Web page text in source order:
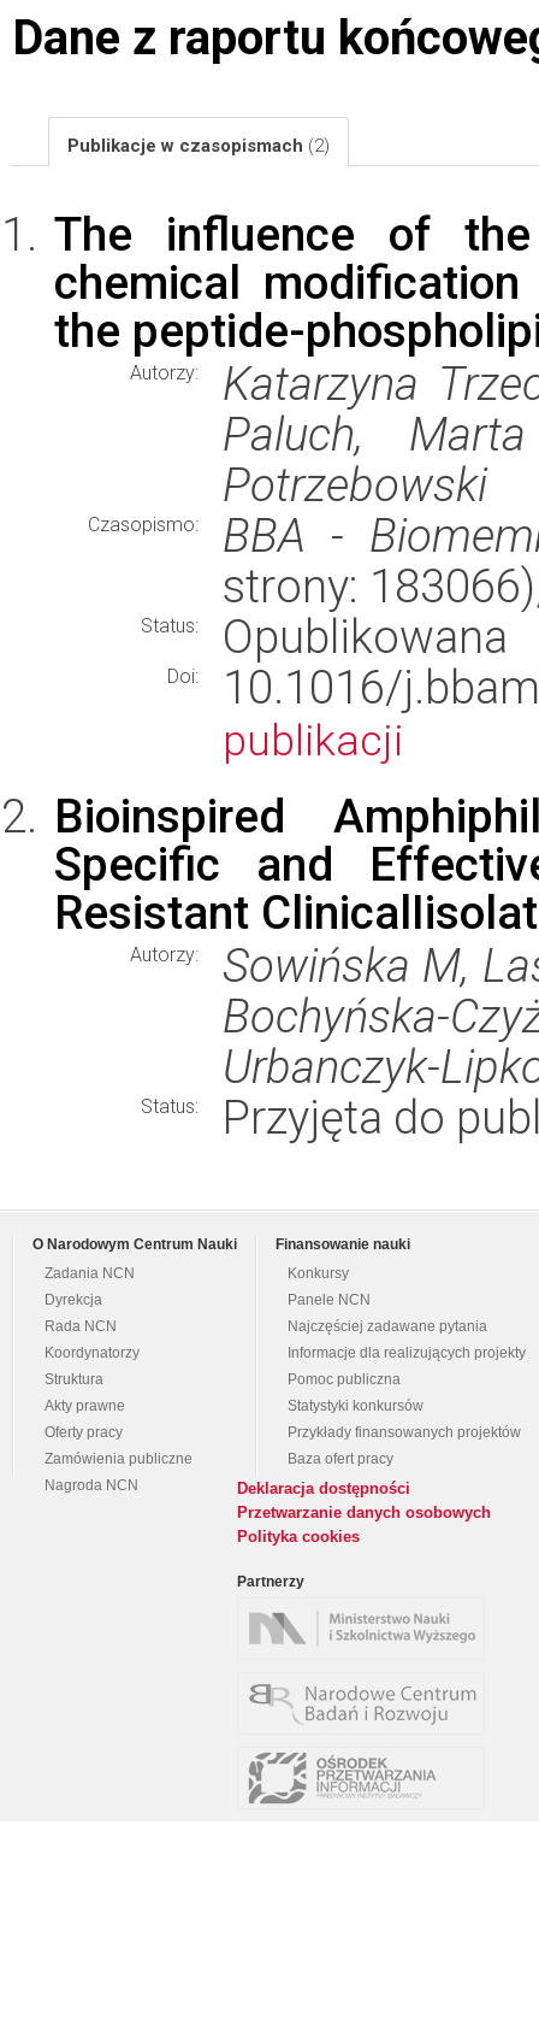
Dane z raportu
Publikacje w czasopismach (2)
The influence of
chemical
the peptide-
Autorzy:
Katarzyna
Paluch,
Potrzebowski
Czasopismo:
BBA -
strony:
Status: Opublikowana
Doi: 10.1016/
publikacji
Bioinspired
Specific and
Resistant
Autorzy:
Sowińska M,
Bochyńska-
Urbanczyk-
Status: Przyjęta do
O Narodowym Centrum Nauki
Zadania NCN
Dyrekcja
Rada NCN
Koordynatorzy
Struktura
Akty prawne
Oferty pracy
Zamówienia publiczne
Nagroda NCN
Finansowanie nauki
Konkursy
Panele NCN
Najczęściej zadawane pytania
Informacje dla realizujących projekty
Pomoc publiczna
Statystyki konkursów
Przykłady finansowanych projektów
Baza ofert pracy
Deklaracja dostępności
Przetwarzanie danych osobowych
Polityka cookies
Partnerzy